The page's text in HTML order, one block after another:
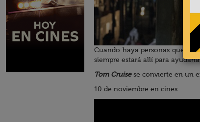
Cuando haya personas que
siempre estará allí para
Tom Cruisese convierte en un
10 de noviembre en cines.